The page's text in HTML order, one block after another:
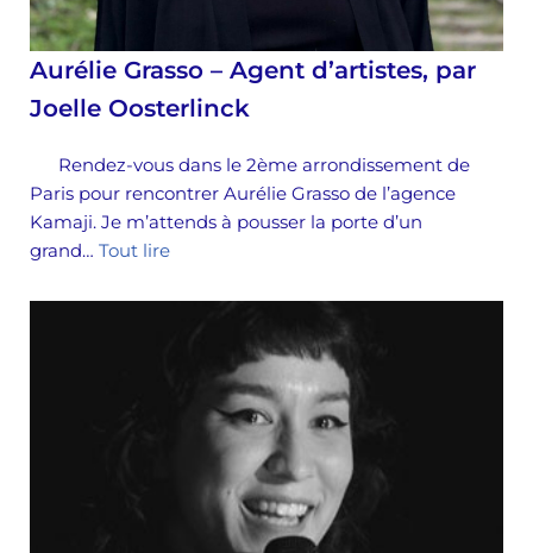
Aurélie Grasso – Agent d’artistes, par
Joelle Oosterlinck
Rendez-vous dans le 2ème arrondissement de
Paris pour rencontrer Aurélie Grasso de l’agence
Kamaji. Je m’attends à pousser la porte d’un
grand… Tout lire